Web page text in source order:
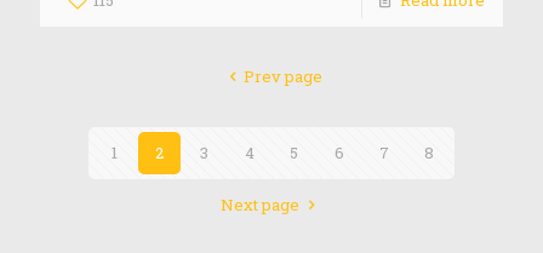
Prev page
1 2 3 4 5 6 7 8
Next page